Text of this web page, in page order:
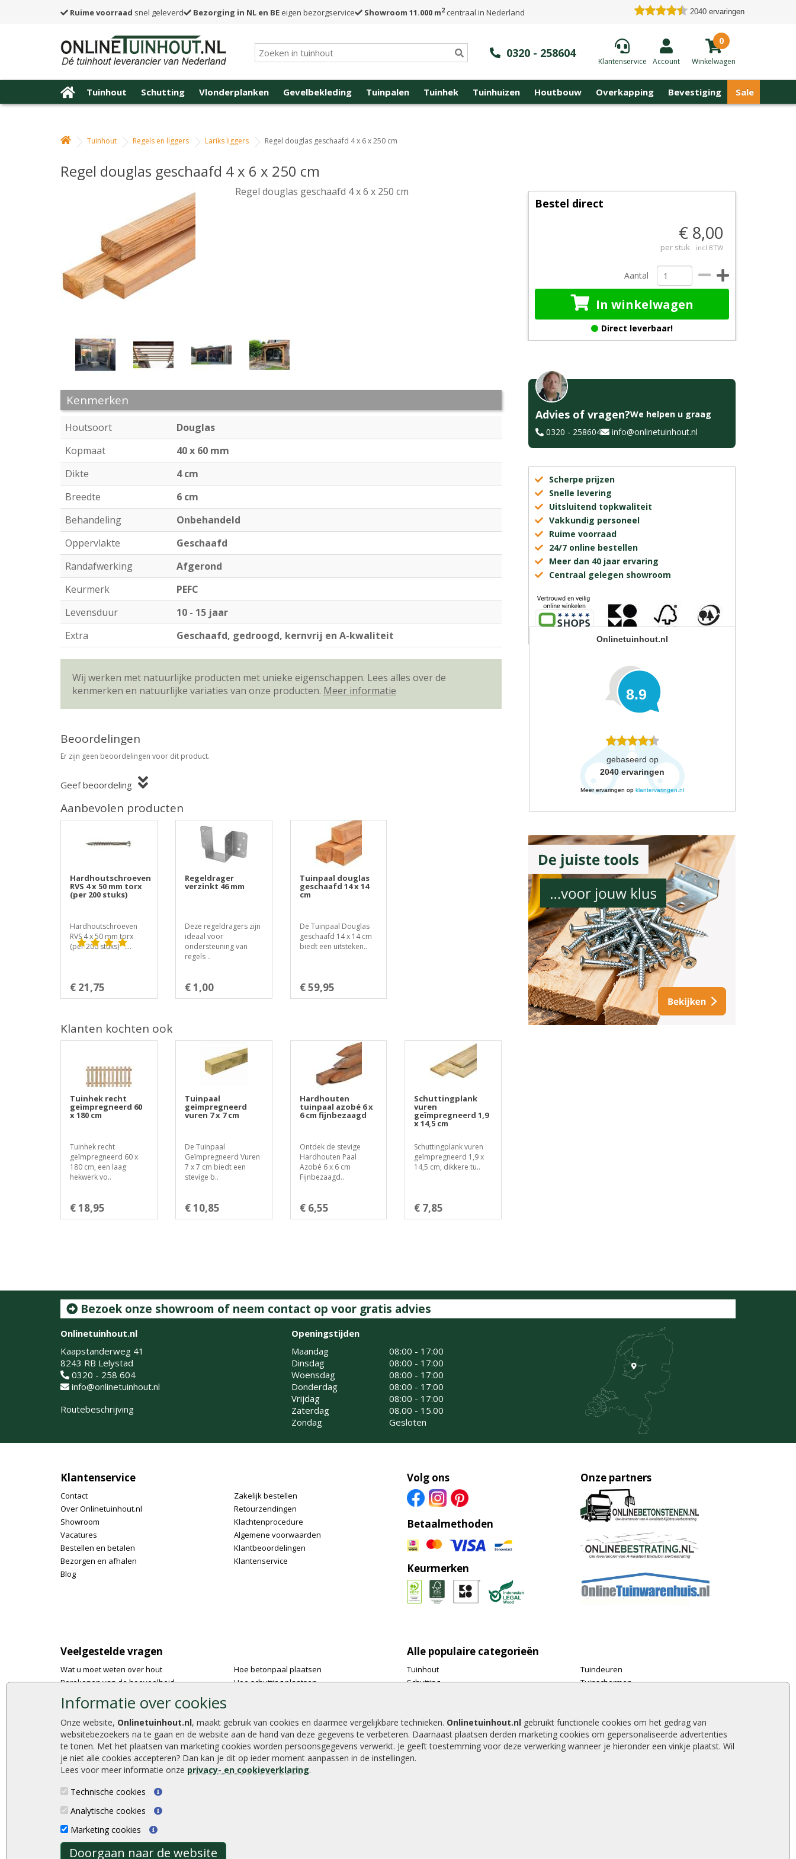
Informatie over cookies
Onze website, Onlinetuinhout.nl, maakt gebruik van cookies en daarmee vergelijkbare technieken. Onlinetuinhout.nl gebruikt functionele cookies om het gedrag van
websitebezoekers na te gaan en de website aan de hand van deze gegevens te verbeteren. Daarnaast plaatsen derden marketing cookies om gepersonaliseerde advertenties
te tonen. Met het plaatsen van marketing cookies worden persoonsgegevens verwerkt. Je geeft toestemming voor deze verwerking wanneer je hieronder een vinkje plaatst. Wil
je niet alle cookies accepteren? Dan kan je dit op ieder moment aanpassen in de instellingen.
Lees voor meer informatie onze privacy- en cookieverklaring.
Technische cookies
Analytische cookies
Marketing cookies
Doorgaan naar de website
Ruime voorraad snel geleverd Bezorging in NL en BE eigen bezorgservice Showroom 11.000 m2centraal in Nederland 2040 ervaringen
0320 - 258604
Klantenservice Account
0
Winkelwagen
Tuinhout Schutting Vlonderplanken Gevelbekleding Tuinpalen Tuinhek Tuinhuizen Houtbouw Overkapping Bevestiging Sale
Tuinhout Regels en liggers Lariks liggers Regel douglas geschaafd 4 x 6 x 250 cm
Regel douglas geschaafd 4 x 6 x 250 cm
Regel douglas geschaafd 4 x 6 x 250 cm
Kenmerken
Houtsoort
Douglas
Kopmaat
40 x 60 mm
Dikte
4 cm
Breedte
6 cm
Behandeling
Onbehandeld
Oppervlakte
Geschaafd
Randafwerking
Afgerond
Keurmerk
PEFC
Levensduur
10 - 15 jaar
Extra
Geschaafd, gedroogd, kernvrij en A-kwaliteit
Wij werken met natuurlijke producten met unieke eigenschappen. Lees alles over de
kenmerken en natuurlijke variaties van onze producten. Meer informatie
Beoordelingen
Er zijn geen beoordelingen voor dit product.
Geef beoordeling
Aanbevolen producten
Hardhoutschroeven
RVS 4 x 50 mm torx
(per 200 stuks)
Hardhoutschroeven
RVS 4 x 50 mm torx
(per 200 stuks) ....
€ 21,75
Regeldrager
verzinkt 46 mm
Deze regeldragers zijn
ideaal voor
ondersteuning van
regels ..
€ 1,00
Tuinpaal douglas
geschaafd 14 x 14
cm
De Tuinpaal Douglas
geschaafd 14 x 14 cm
biedt een uitsteken..
€ 59,95
Klanten kochten ook
Tuinhek recht
geïmpregneerd 60
x 180 cm
Tuinhek recht
geïmpregneerd 60 x
180 cm, een laag
hekwerk vo..
€ 18,95
Tuinpaal
geïmpregneerd
vuren 7 x 7 cm
De Tuinpaal
Geïmpregneerd Vuren
7 x 7 cm biedt een
stevige b..
€ 10,85
Hardhouten
tuinpaal azobé 6 x
6 cm fijnbezaagd
Ontdek de stevige
Hardhouten Paal
Azobé 6 x 6 cm
Fijnbezaagd..
€ 6,55
Schuttingplank
vuren
geïmpregneerd 1,9
x 14,5 cm
Schuttingplank vuren
geïmpregneerd 1,9 x
14,5 cm, dikkere tu..
€ 7,85
Bestel direct
€ 8,00
per stuk incl BTW
Aantal
In winkelwagen
Direct leverbaar!
Advies of vragen?We helpen u graag
0320 - 258604
info@onlinetuinhout.nl
Scherpe prijzen
Snelle levering
Uitsluitend topkwaliteit
Vakkundig personeel
Ruime voorraad
24/7 online bestellen
Meer dan 40 jaar ervaring
Centraal gelegen showroom
Onlinetuinhout.nl
8.9
gebaseerd op
2040 ervaringen
Meer ervaringen op klantervaringen.nl
Bezoek onze showroom of neem contact op voor gratis advies
Onlinetuinhout.nl
Kaapstanderweg 41
8243 RB Lelystad
0320 - 258 604
info@onlinetuinhout.nl
Routebeschrijving
Openingstijden
Maandag
08:00 - 17:00
Dinsdag
08:00 - 17:00
Woensdag
08:00 - 17:00
Donderdag
08:00 - 17:00
Vrijdag
08:00 - 17:00
Zaterdag
08.00 - 15.00
Zondag
Gesloten
Klantenservice
Contact
Over Onlinetuinhout.nl
Showroom
Vacatures
Bestellen en betalen
Bezorgen en afhalen
Blog
Zakelijk bestellen
Retourzendingen
Klachtenprocedure
Algemene voorwaarden
Klantbeoordelingen
Klantenservice
Volg ons
Betaalmethoden
Keurmerken
Onze partners
Veelgestelde vragen
Wat u moet weten over hout
Berekenen van de hoeveelheid
Foto's en voorbeelden
Montage
Gekeurd hout
De fundering van een vlonder leggen
Hoe zelf een houten overkapping maken
Hoe zelf een vlonder leggen
Hoe betonpaal plaatsen
Hoe schutting plaatsen
Stijlvolle houtsoorten voor in de tuin
Duurzame tuin
Welke palen voor een schapenhek
Alle populaire categorieën
Tuinhout
Schutting
Tuinhekken
Tuinhuizen
Blokhutten
Overkappingen
Tuindeuren
Tuinschermen
Douglas hout
Rabatdelen
Aanbiedingen
Onlinetuinhout.nl ©2026